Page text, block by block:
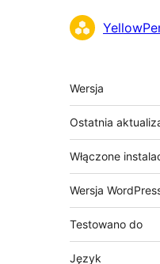
Zaangażowani
Meta
Wersja
Ostatnia
Włączone
Wersja
Testowano do
Język